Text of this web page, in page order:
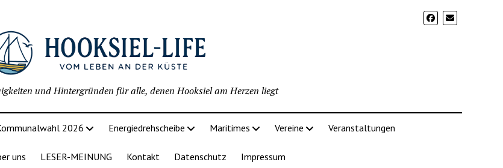
und Hintergründen für alle, denen Hooksiel am Herzen liegt
2026 Energiedrehscheibe Maritimes Vereine Veranstaltungen
uns LESER-MEINUNG Kontakt Datenschutz Impressum